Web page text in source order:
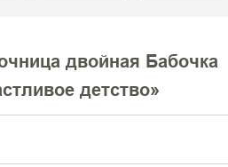
двойная Бабочка
детство»